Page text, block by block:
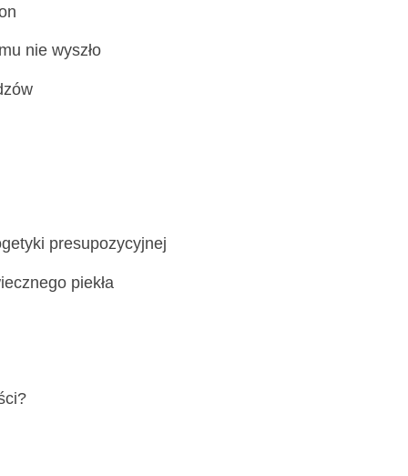
nie wyszło
presupozycyjnej
piekła